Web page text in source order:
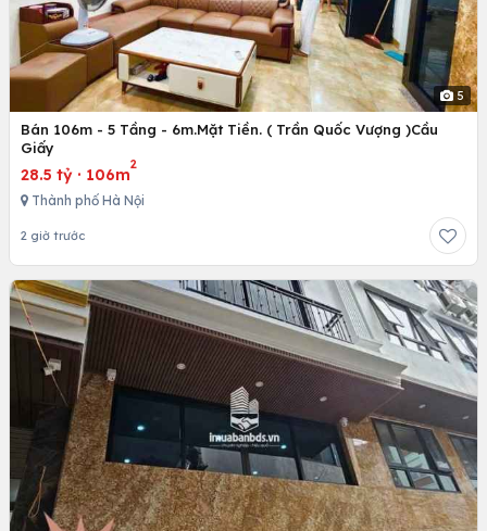
5
Bán 106m - 5 Tầng - 6m.Mặt Tiền. ( Trần Quốc Vượng )Cầu
Giấy
28.5 tỷ · 106m
2
Thành phố Hà Nội
2 giờ trước